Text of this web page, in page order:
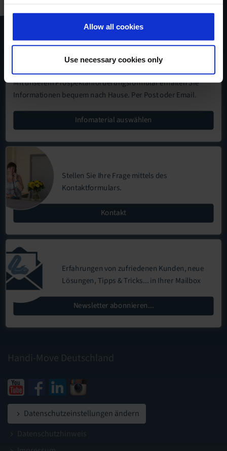
Allow all cookies
Use necessary cookies only
Produktkatalog herunterladen
Mit unseremProspektanforderungsformularerhalten Sie
Informationen bequem nach Hause. Per Post oder Email.
Infomaterial auswählen
Stellen Sie Ihre Frage mittels des
Kontaktformulars.
Kontakt
Erfahrungen von zufriedenen Kunden, neue
Lösungen, Tipps & Tricks...in Ihrer Mailbox
Newsletter abonnieren...
Handi-Move Deutschland
Datenschutzeinstellungen ändern
Datenschutzhinweis